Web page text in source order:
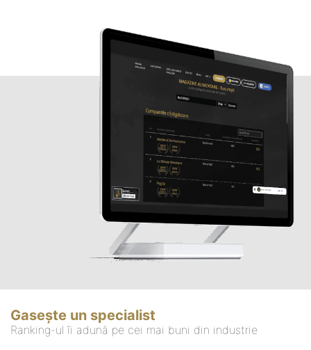
Gasește un specialist
Ranking-ul îi adună pe cei mai buni din industrie